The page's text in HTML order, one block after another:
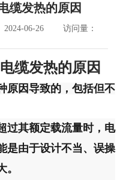
缆发热的原因
2024-06-26
访问量：
缆发热的原因
原因导致的，包括但不
过其额定载流量时，电
是由于设计不当、误操